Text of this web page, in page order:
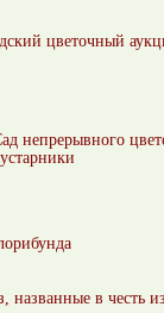
цветочный
непрерывного
названные в честь